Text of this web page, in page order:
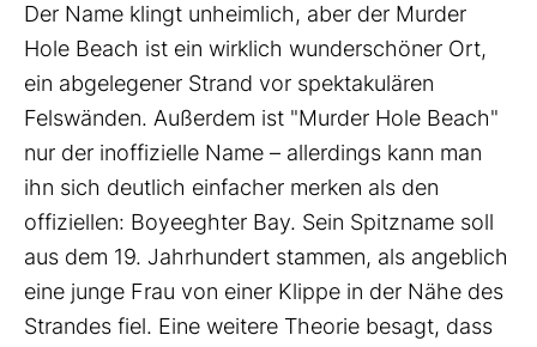
Der Name klingt unheimlich, aber der Murder
Hole Beach ist ein wirklich wunderschöner Ort,
ein abgelegener Strand vor spektakulären
Felswänden. Außerdem ist "Murder Hole Beach"
nur der inoffizielle Name – allerdings kann man
ihn sich deutlich einfacher merken als den
offiziellen: Boyeeghter Bay. Sein Spitzname soll
aus dem 19. Jahrhundert stammen, als angeblich
eine junge Frau von einer Klippe in der Nähe des
Strandes fiel. Eine weitere Theorie besagt, dass